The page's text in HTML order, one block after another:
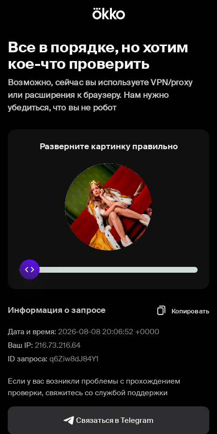
Все в порядке, но хотим
кое-что проверить
Возможно, сейчас вы используете VPN/proxy
или расширения к браузеру. Нам нужно
убедиться, что вы не робот
Разверните картинку правильно
Информация о запросе Копировать
Дата и время: 2026-08-08 20:06:52 +0000
Ваш IP: 216.73.216.64
ID запроса: q6Ziw8dJ84Y1
Если у вас возникли проблемы с прохождением
проверки, свяжитесь со службой поддержки
Связаться в Telegram